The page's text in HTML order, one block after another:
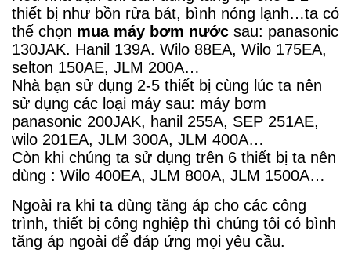
thiết bị như bồn rửa bát, bình nóng lạnh…ta có
thể chọn mua máy bơm nước sau: panasonic
130JAK. Hanil 139A. Wilo 88EA, Wilo 175EA,
selton 150AE, JLM 200A…
Nhà bạn sử dụng 2-5 thiết bị cùng lúc ta nên
sử dụng các loại máy sau: máy bơm
panasonic 200JAK, hanil 255A, SEP 251AE,
wilo 201EA, JLM 300A, JLM 400A…
Còn khi chúng ta sử dụng trên 6 thiết bị ta nên
dùng : Wilo 400EA, JLM 800A, JLM 1500A…
Ngoài ra khi ta dùng tăng áp cho các công
trình, thiết bị công nghiệp thì chúng tôi có bình
tăng áp ngoài để đáp ứng mọi yêu cầu.